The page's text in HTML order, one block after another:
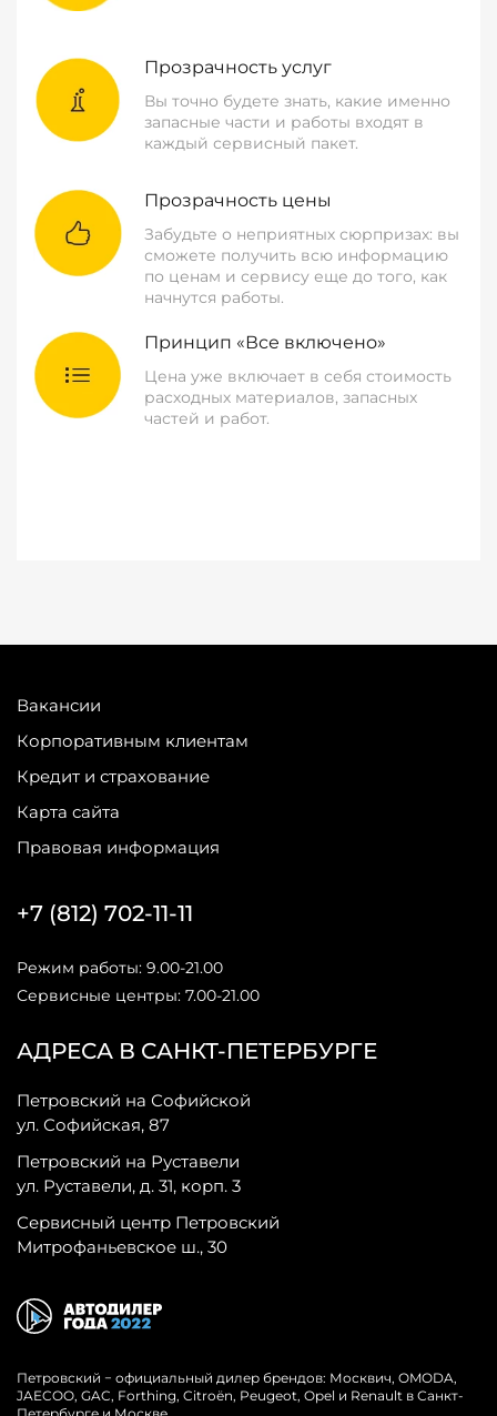
Прозрачность услуг
Вы точно будете знать, какие именно
запасные части и работы входят в
каждый сервисный пакет.
Прозрачность цены
Забудьте о неприятных сюрпризах: вы
сможете получить всю информацию
по ценам и сервису еще до того, как
начнутся работы.
Принцип «Все включено»
Цена уже включает в себя стоимость
расходных материалов, запасных
частей и работ.
Вакансии
Корпоративным клиентам
Кредит и страхование
Карта сайта
Правовая информация
АДРЕСА В САНКТ-ПЕТЕРБУРГЕ
Петровский на Софийской
ул. Софийская, 87
Петровский на Руставели
ул. Руставели, д. 31, корп. 3
Сервисный центр Петровский
Митрофаньевское ш., 30
+7 (812) 702-11-11
Режим работы: 9.00-21.00
Сервисные центры: 7.00-21.00
Петровский − официальный дилер брендов: Москвич, OMODA,
JAECOO, GAC, Forthing, Citroёn, Peugeot, Opel и Renault в Санкт-